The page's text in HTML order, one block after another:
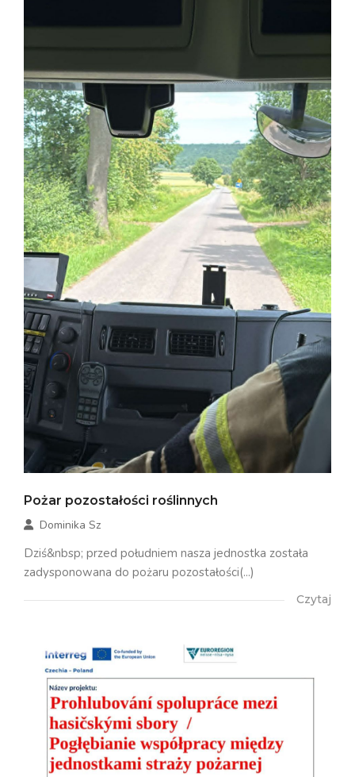
Pożar pozostałości roślinnych
Dominika Sz
Dziś&nbsp; przed południem nasza jednostka została
zadysponowana do pożaru pozostałości(...)
Czytaj